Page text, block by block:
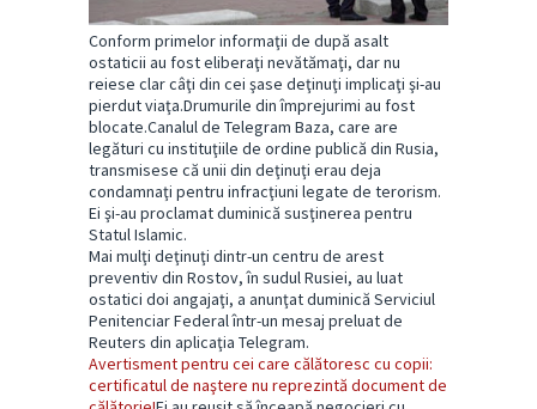
Conform primelor informaţii de după asalt
ostaticii au fost eliberaţi nevătămaţi, dar nu
reiese clar câţi din cei şase deţinuţi implicaţi şi-au
pierdut viaţa.Drumurile din împrejurimi au fost
blocate.Canalul de Telegram Baza, care are
legături cu instituţiile de ordine publică din Rusia,
transmisese că unii din deţinuţi erau deja
condamnaţi pentru infracţiuni legate de terorism.
Ei şi-au proclamat duminică susţinerea pentru
Statul Islamic.
Mai mulţi deţinuţi dintr-un centru de arest
preventiv din Rostov, în sudul Rusiei, au luat
ostatici doi angajaţi, a anunţat duminică Serviciul
Penitenciar Federal într-un mesaj preluat de
Reuters din aplicaţia Telegram.
Avertisment pentru cei care călătoresc cu copii:
certificatul de naştere nu reprezintă document de